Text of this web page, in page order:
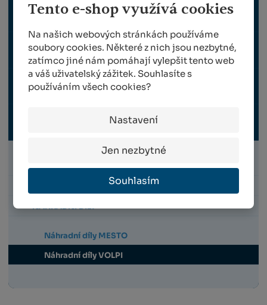
Tento e-shop využívá cookies
Na našich webových stránkách používáme
soubory cookies. Některé z nich jsou nezbytné,
zatímco jiné nám pomáhají vylepšit tento web
a váš uživatelský zážitek. Souhlasíte s
používáním všech cookies?
Nastavení
Jen nezbytné
Souhlasím
STROJE A ZAŘÍZENÍ
TRAVNÍ OSIVO
OCHRANNÉ PRACOVNÍ POMŮCKY
POSTŘIKOVAČE
NÁHRADNÍ DÍLY
Náhradní díly MESTO
Náhradní díly VOLPI